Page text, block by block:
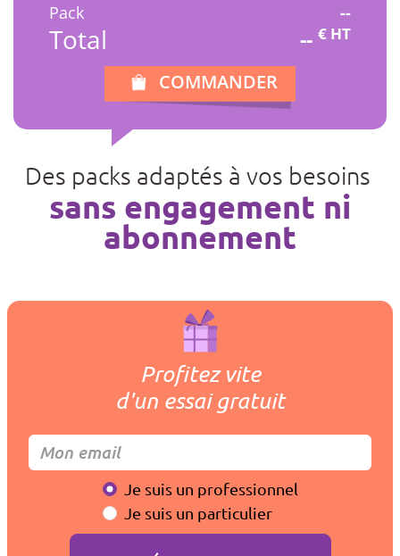
Pack --
Total -- € HT
COMMANDER
Des packs adaptés à vos besoins
sans engagement ni
abonnement
Profitez vite
d'un essai gratuit
Je suis un professionnel
Je suis un particulier